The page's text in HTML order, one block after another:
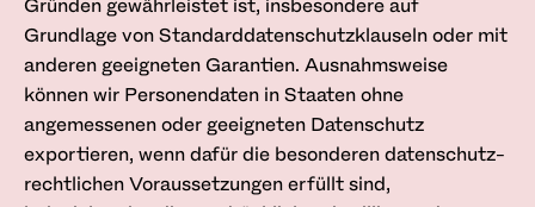
Gründen gewährleistet ist, insbesondere auf
Grundlage von Standard­datenschutzklauseln oder mit
anderen geeigneten Garantien. Ausnahmsweise
können wir Personendaten in Staaten ohne
angemessenen oder geeigneten Datenschutz
exportieren, wenn dafür die besonderen datenschutz­
rechtlichen Voraussetzungen erfüllt sind,